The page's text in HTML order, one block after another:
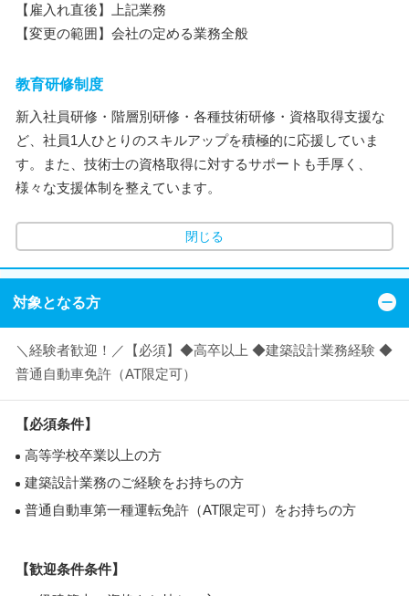
【雇入れ直後】上記業務
【変更の範囲】会社の定める業務全般
教育研修制度
新入社員研修・階層別研修・各種技術研修・資格取得支援な
ど、社員1人ひとりのスキルアップを積極的に応援していま
す。また、技術士の資格取得に対するサポートも手厚く、
様々な支援体制を整えています。
閉じる
対象となる方
＼経験者歓迎！／【必須】◆高卒以上 ◆建築設計業務経験 ◆
普通自動車免許（AT限定可）
【必須条件】
高等学校卒業以上の方
建築設計業務のご経験をお持ちの方
普通自動車第一種運転免許（AT限定可）をお持ちの方
【歓迎条件条件】